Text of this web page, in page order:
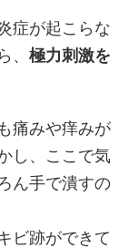
症が起こらな
、 極力刺激を
痛みや痒みが
し、ここで気
ん手で潰すの
ビ跡ができて